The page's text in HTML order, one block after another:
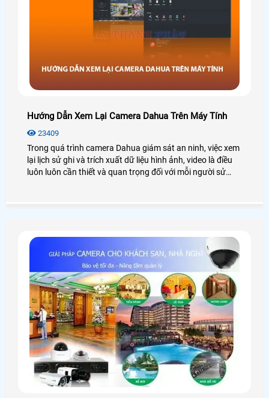
Hướng Dẫn Xem Lại Camera Dahua Trên Máy Tính
23409
Trong quá trình camera Dahua giám sát an ninh, việc xem
lại lịch sử ghi và trích xuất dữ liệu hình ảnh, video là điều
luôn luôn cần thiết và quan trọng đối với mỗi người sử